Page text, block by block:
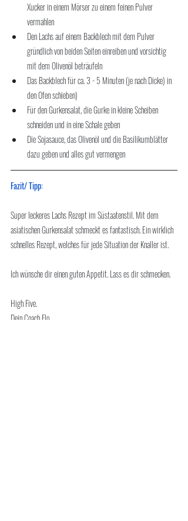
Xucker in einem Mörser zu einem feinen Pulver
vermahlen
Den Lachs auf einem Backblech mit dem Pulver
gründlich von beiden Seiten einreiben und vorsichtig
mit dem Olivenöl beträufeln
Das Backblech für ca. 3 - 5 Minuten (je nach Dicke) in
den Ofen schieben)
Für den Gurkensalat, die Gurke in kleine Scheiben
schneiden und in eine Schale geben
Die Sojasauce, das Olivenöl und die Basilikumblätter
dazu geben und alles gut vermengen
Fazit/ Tipp:
Super leckeres Lachs Rezept im Süstaatenstil. Mit dem
asiatischen Gurkensalat schmeckt es fantastisch. Ein wirklich
schnelles Rezept, welches für jede Situation der Knaller ist.
Ich wünsche dir einen guten Appetit. Lass es dir schmecken.
High Five.
Dein Coach Flo